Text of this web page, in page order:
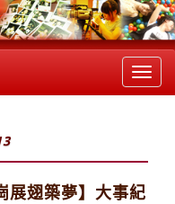
展翅築夢】大事紀